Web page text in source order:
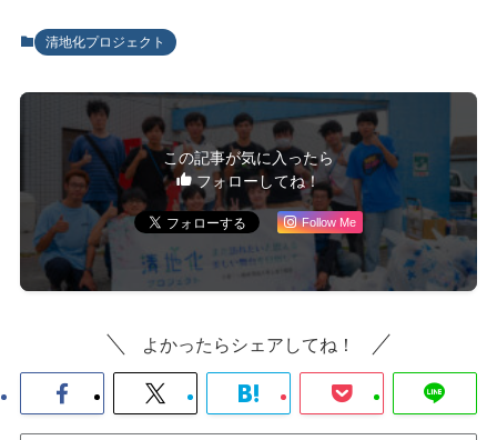
清地化プロジェクト
この記事が気に入ったら
フォローしてね！
Follow Me
よかったらシェアしてね！